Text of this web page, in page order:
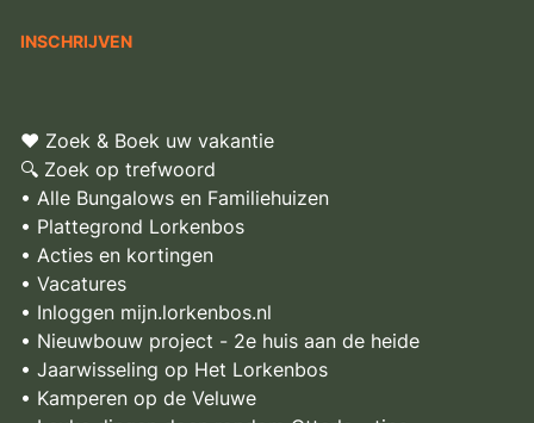
♥ Zoek & Boek uw vakantie
🔍 Zoek op trefwoord
• Alle Bungalows en Familiehuizen
• Plattegrond Lorkenbos
• Acties en kortingen
• Vacatures
• Inloggen mijn.lorkenbos.nl
• Nieuwbouw project - 2e huis aan de heide
• Jaarwisseling op Het Lorkenbos
• Kamperen op de Veluwe